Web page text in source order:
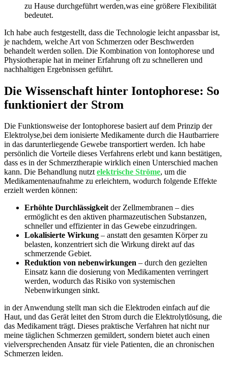
zu Hause durchgeführt werden,was eine⁤ größere Flexibilität
bedeutet.
Ich habe auch festgestellt, dass ​die Technologie leicht anpassbar ist,
je nachdem, welche Art von Schmerzen oder Beschwerden
behandelt werden sollen. Die Kombination von ​Iontophorese und‍
Physiotherapie hat in ⁢meiner Erfahrung oft zu schnelleren und
nachhaltigen Ergebnissen geführt.
Die Wissenschaft hinter Iontophorese: So
funktioniert der Strom
Die Funktionsweise der Iontophorese basiert auf dem Prinzip der
Elektrolyse,bei dem ionisierte Medikamente durch die Hautbarriere
in ⁢das darunterliegende Gewebe transportiert werden. Ich habe
persönlich die Vorteile dieses Verfahrens erlebt und⁣ kann bestätigen,⁤
dass es in der ‌Schmerztherapie wirklich einen Unterschied machen
kann. Die Behandlung nutztelektrische Ströme, um die
Medikamentenaufnahme zu erleichtern, wodurch folgende Effekte
erzielt werden können:
Erhöhte Durchlässigkeitder ⁣Zellmembranen – dies
ermöglicht es den aktiven pharmazeutischen ⁤Substanzen,
schneller ⁢und effizienter in das Gewebe einzudringen.
Lokalisierte Wirkung –‍ anstatt den gesamten Körper zu⁢
belasten, konzentriert sich die Wirkung direkt auf das
schmerzende Gebiet.
Reduktion⁢ von nebenwirkungen ⁣– durch den‍ gezielten
Einsatz kann die dosierung von Medikamenten verringert
werden, ⁤wodurch das Risiko von systemischen
Nebenwirkungen sinkt.
in der Anwendung stellt man sich ‌die Elektroden einfach auf die
Haut, und das ⁤Gerät leitet den Strom durch ⁢die Elektrolytlösung, die
das Medikament trägt. ​Dieses praktische Verfahren hat nicht⁣ nur
⁣meine täglichen Schmerzen gemildert, sondern bietet⁤ auch einen
vielversprechenden Ansatz für viele ⁣Patienten, die an chronischen
Schmerzen leiden.